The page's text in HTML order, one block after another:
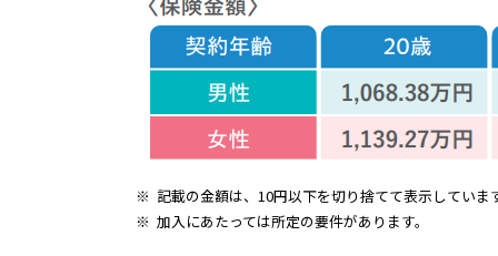
※ 記載の金額は、10円以下を切り捨てて表示していま
※ 加入にあたっては所定の要件があります。